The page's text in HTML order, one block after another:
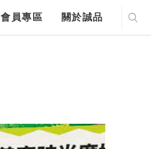
會員專區 關於誠品